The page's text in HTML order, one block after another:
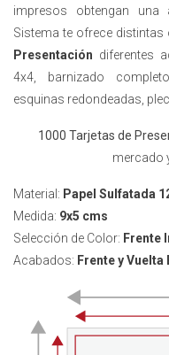
impresos obtengan una
Sistema te ofrece
Presentación diferentes
4x4, barnizado
esquinas redondeadas,
1000 Tarjetas de
mercado
Material: Papel Sulfatada
Medida: 9x5 cms
Selección de Color: Frente
Acabados: Frente y Vuelta